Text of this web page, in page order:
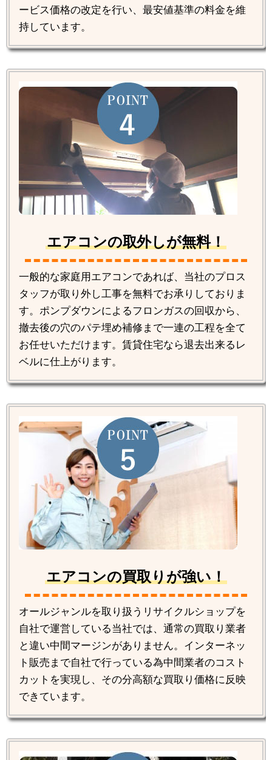
ービス価格の改定を行い、最安値基準の料金を維
持しています。
エアコンの取外しが無料！
一般的な家庭用エアコンであれば、当社のプロス
タッフが取り外し工事を無料でお承りしておりま
す。ポンプダウンによるフロンガスの回収から、
撤去後の穴のパテ埋め補修まで一連の工程を全て
お任せいただけます。賃貸住宅なら退去出来るレ
ベルに仕上がります。
エアコンの買取りが強い！
オールジャンルを取り扱うリサイクルショップを
自社で運営している当社では、通常の買取り業者
と違い中間マージンがありません。インターネッ
ト販売まで自社で行っている為中間業者のコスト
カットを実現し、その分高額な買取り価格に反映
できています。